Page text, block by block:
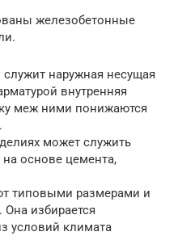
железобетонные
наружная несущая
внутренняя
меж ними понижаются
может служить
основе цемента,
типовыми размерами и
избирается
условий климата